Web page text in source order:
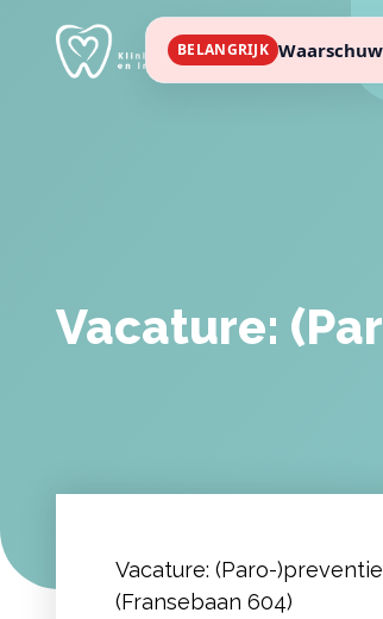
BELANGRIJK
Vacature:
Vacature: (Paro-
(Fransebaan 604)